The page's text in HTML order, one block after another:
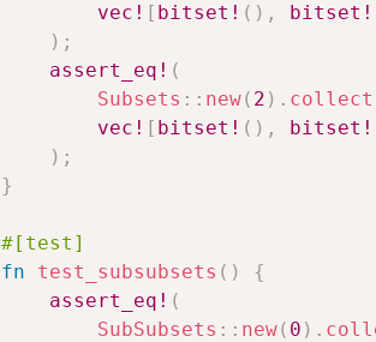
vec! [ bitset! ( ) , bitset!
) ;
assert_eq! (
Subsets :: new( 2 ) . collect
vec! [ bitset! ( ) , bitset!
) ;
}
#[test]
fn
test_subsubsets ( )
{
assert_eq! (
SubSubsets :: new( 0 ) .